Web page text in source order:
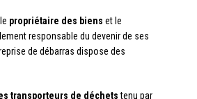
propriétaire des biens et le
responsable du devenir de ses
de débarras dispose des
transporteurs de déchetstenu par